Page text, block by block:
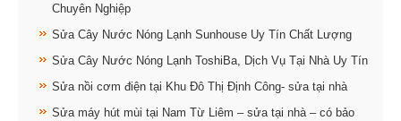
Chuyên Nghiệp
Sửa Cây Nước Nóng Lạnh Sunhouse Uy Tín Chất Lượng
Sửa Cây Nước Nóng Lạnh ToshiBa, Dịch Vụ Tại Nhà Uy Tín
Sửa nồi cơm điện tại Khu Đô Thị Định Công- sửa tại nhà
Sửa máy hút mùi tại Nam Từ Liêm – sửa tại nhà – có bảo